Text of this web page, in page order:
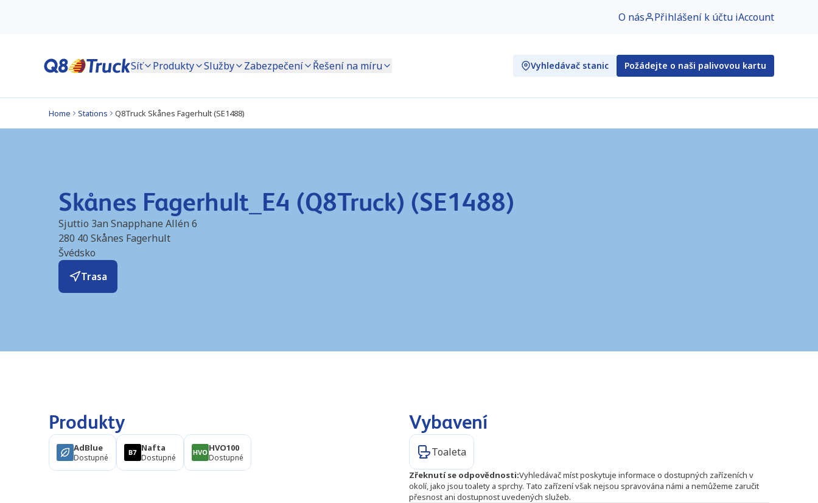
O nás Přihlášení k účtu iAccount
Síť Produkty Služby Zabezpečení Řešení na míru Vyhledávač stanic Požádejte o naši palivovou kartu
Home Stations Q8Truck Skånes Fagerhult (SE1488)
Skånes Fagerhult_E4 (Q8Truck) (SE1488)
Sjuttio 3an Snapphane Allén 6
280 40 Skånes Fagerhult
Švédsko
Trasa
Produkty
AdBlue
Dostupné
Nafta
Dostupné
HVO100
Dostupné
Vybavení
Toaleta
Zřeknutí se odpovědnosti:Vyhledávač míst poskytuje informace o dostupných zařízeních v
okolí, jako jsou toalety a sprchy. Tato zařízení však nejsou spravována námi a nemůžeme zaručit
přesnost ani dostupnost uvedených služeb.